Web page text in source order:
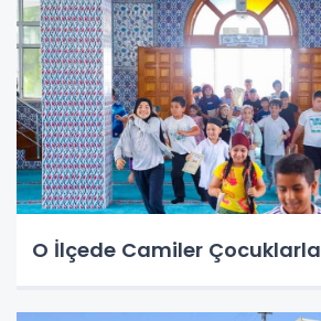
O İlçede Camiler